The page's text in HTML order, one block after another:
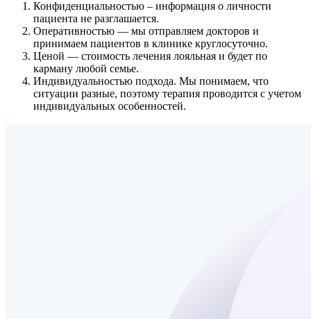
Конфиденциальностью – информация о личности
пациента не разглашается.
Оперативностью — мы отправляем докторов и
принимаем пациентов в клинике круглосуточно.
Ценой — стоимость лечения лояльная и будет по
карману любой семье.
Индивидуальностью подхода. Мы понимаем, что
ситуации разные, поэтому терапия проводится с учетом
индивидуальных особенностей.